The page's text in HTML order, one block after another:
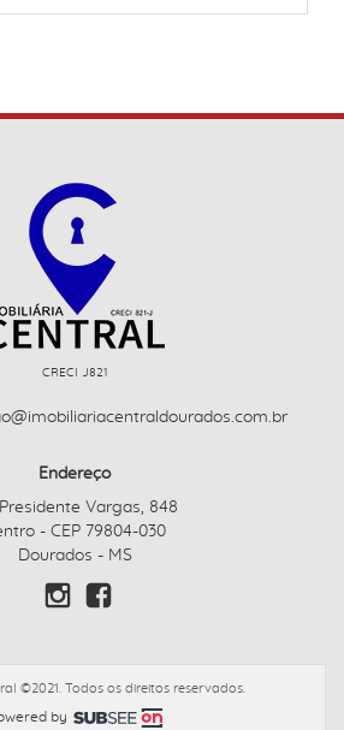
CRECI J821
Endereço
Vargas, 848
- CEP 79804-030
Dourados - MS
©2021. Todos os direitos reservados.
by